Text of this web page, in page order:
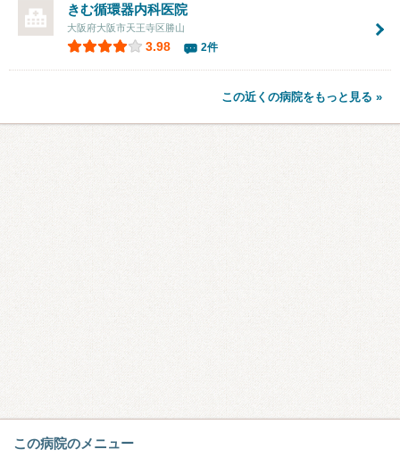
きむ循環器内科医院
大阪府大阪市天王寺区勝山
3.98 2件
この近くの病院をもっと見る »
この病院のメニュー